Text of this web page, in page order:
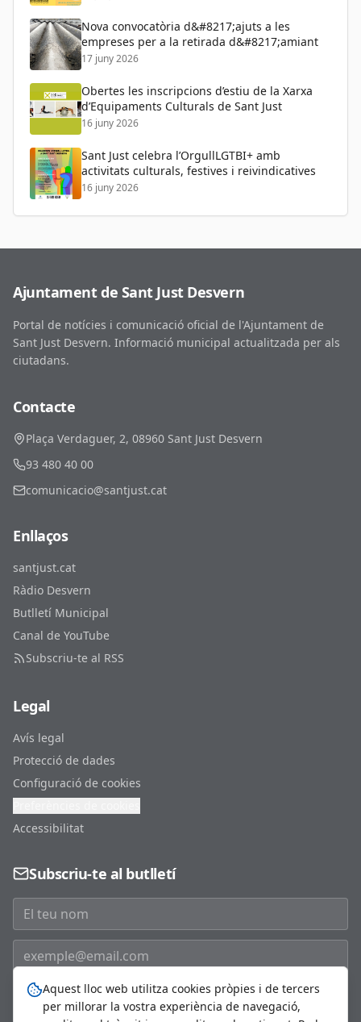
Nova convocatòria d&#8217;ajuts a les
empreses per a la retirada d&#8217;amiant
17 juny 2026
Obertes les inscripcions d’estiu de la Xarxa
d’Equipaments Culturals de Sant Just
16 juny 2026
Sant Just celebra l’OrgullLGTBI+ amb
activitats culturals, festives i reivindicatives
16 juny 2026
Ajuntament de Sant Just Desvern
Portal de notícies i comunicació oficial de l'Ajuntament de
Sant Just Desvern. Informació municipal actualitzada per als
ciutadans.
Contacte
Plaça Verdaguer, 2, 08960 Sant Just Desvern
93 480 40 00
comunicacio@santjust.cat
Enllaços
santjust.cat
Ràdio Desvern
Butlletí Municipal
Canal de YouTube
Subscriu-te al RSS
Legal
Avís legal
Protecció de dades
Configuració de cookies
Accessibilitat
Subscriu-te al butlletí
Subscriure'm
Aquest lloc web utilitza cookies pròpies i de tercers
per millorar la vostra experiència de navegació,